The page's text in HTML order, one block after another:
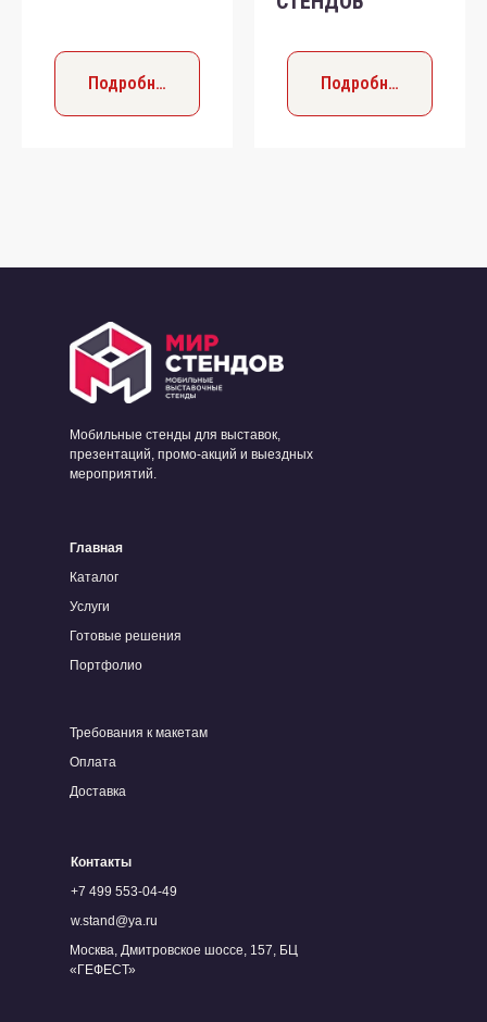
Подробнее Подробнее
Мобильные стенды для выставок,
презентаций, промо-акций и выездных
мероприятий.
Требования к макетам
Оплата
Доставка
Главная
Каталог
Услуги
Готовые решения
Портфолио
Контакты
+7 499 553-04-49
w.stand@ya.ru
Москва, Дмитровское шоссе, 157, БЦ
«ГЕФЕСТ»